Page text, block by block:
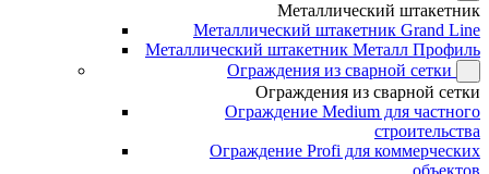
Металлический штакетник
Металлический штакетник Grand Line
Металлический штакетник Металл Профиль
Ограждения из сварной сетки
Ограждения из сварной сетки
Ограждение Medium для частного
строительства
Ограждение Profi для коммерческих
объектов